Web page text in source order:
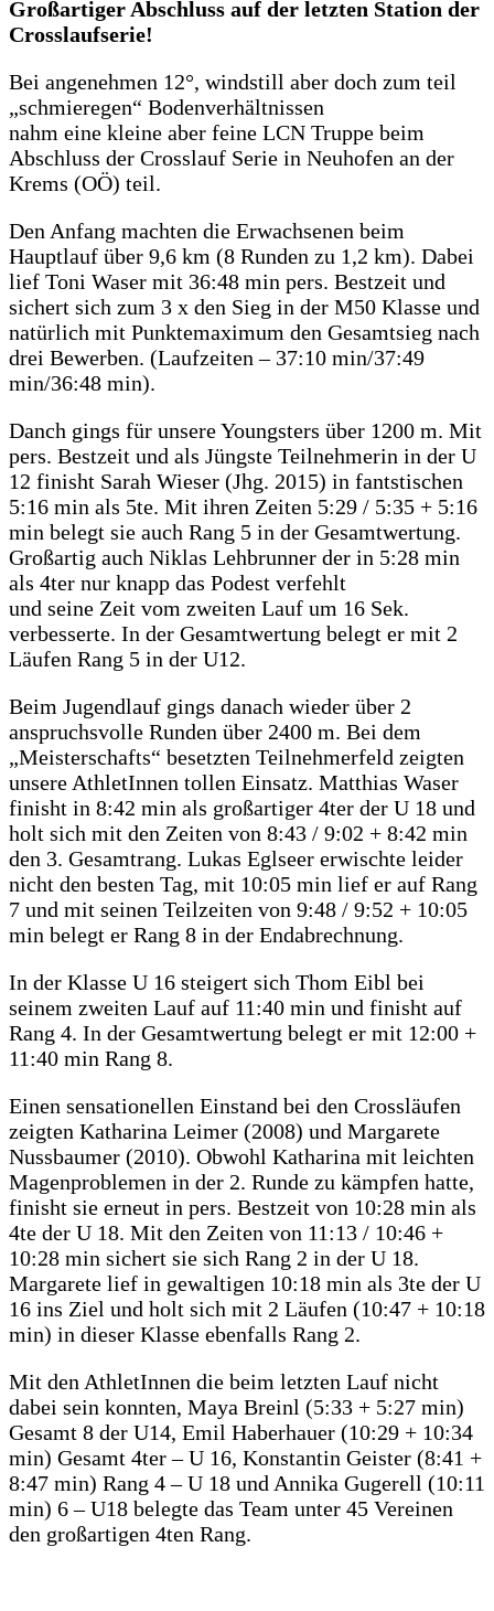
Großartiger Abschluss auf der letzten Station der
Crosslaufserie!
Bei angenehmen 12°, windstill aber doch zum teil
„schmieregen“ Bodenverhältnissen
nahm eine kleine aber feine LCN Truppe beim
Abschluss der Crosslauf Serie in Neuhofen an der
Krems (OÖ) teil.
Den Anfang machten die Erwachsenen beim
Hauptlauf über 9,6 km (8 Runden zu 1,2 km). Dabei
lief Toni Waser mit 36:48 min pers. Bestzeit und
sichert sich zum 3 x den Sieg in der M50 Klasse und
natürlich mit Punktemaximum den Gesamtsieg nach
drei Bewerben. (Laufzeiten – 37:10 min/37:49
min/36:48 min).
Danch gings für unsere Youngsters über 1200 m. Mit
pers. Bestzeit und als Jüngste Teilnehmerin in der U
12 finisht Sarah Wieser (Jhg. 2015) in fantstischen
5:16 min als 5te. Mit ihren Zeiten 5:29 / 5:35 + 5:16
min belegt sie auch Rang 5 in der Gesamtwertung.
Großartig auch Niklas Lehbrunner der in 5:28 min
als 4ter nur knapp das Podest verfehlt
und seine Zeit vom zweiten Lauf um 16 Sek.
verbesserte. In der Gesamtwertung belegt er mit 2
Läufen Rang 5 in der U12.
Beim Jugendlauf gings danach wieder über 2
anspruchsvolle Runden über 2400 m. Bei dem
„Meisterschafts“ besetzten Teilnehmerfeld zeigten
unsere AthletInnen tollen Einsatz. Matthias Waser
finisht in 8:42 min als großartiger 4ter der U 18 und
holt sich mit den Zeiten von 8:43 / 9:02 + 8:42 min
den 3. Gesamtrang. Lukas Eglseer erwischte leider
nicht den besten Tag, mit 10:05 min lief er auf Rang
7 und mit seinen Teilzeiten von 9:48 / 9:52 + 10:05
min belegt er Rang 8 in der Endabrechnung.
In der Klasse U 16 steigert sich Thom Eibl bei
seinem zweiten Lauf auf 11:40 min und finisht auf
Rang 4. In der Gesamtwertung belegt er mit 12:00 +
11:40 min Rang 8.
Einen sensationellen Einstand bei den Crossläufen
zeigten Katharina Leimer (2008) und Margarete
Nussbaumer (2010). Obwohl Katharina mit leichten
Magenproblemen in der 2. Runde zu kämpfen hatte,
finisht sie erneut in pers. Bestzeit von 10:28 min als
4te der U 18. Mit den Zeiten von 11:13 / 10:46 +
10:28 min sichert sie sich Rang 2 in der U 18.
Margarete lief in gewaltigen 10:18 min als 3te der U
16 ins Ziel und holt sich mit 2 Läufen (10:47 + 10:18
min) in dieser Klasse ebenfalls Rang 2.
Mit den AthletInnen die beim letzten Lauf nicht
dabei sein konnten, Maya Breinl (5:33 + 5:27 min)
Gesamt 8 der U14, Emil Haberhauer (10:29 + 10:34
min) Gesamt 4ter – U 16, Konstantin Geister (8:41 +
8:47 min) Rang 4 – U 18 und Annika Gugerell (10:11
min) 6 – U18 belegte das Team unter 45 Vereinen
den großartigen 4ten Rang.